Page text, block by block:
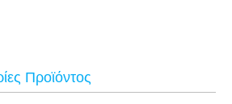
Προϊόντος